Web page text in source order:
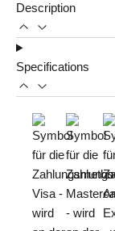
Description
Specifications